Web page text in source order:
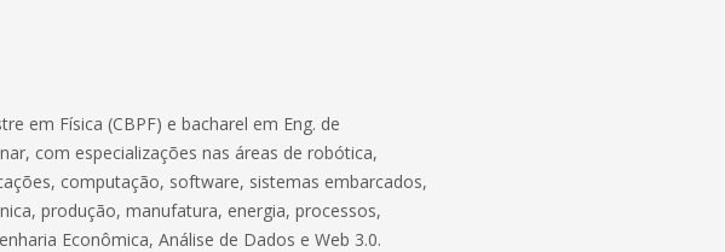
em Física (CBPF) e bacharel em Eng. de
com especializações nas áreas de robótica,
computação, software, sistemas embarcados,
produção, manufatura, energia, processos,
Econômica, Análise de Dados e Web 3.0.